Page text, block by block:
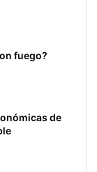
fuego?
de